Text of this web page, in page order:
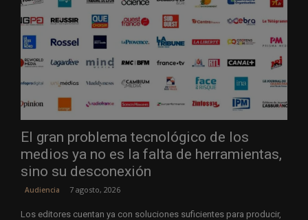
El gran problema tecnológico de los
medios ya no es la falta de herramientas,
sino su desconexión
Audiencia 7 agosto, 2026
Los editores cuentan ya con soluciones suficientes para producir,